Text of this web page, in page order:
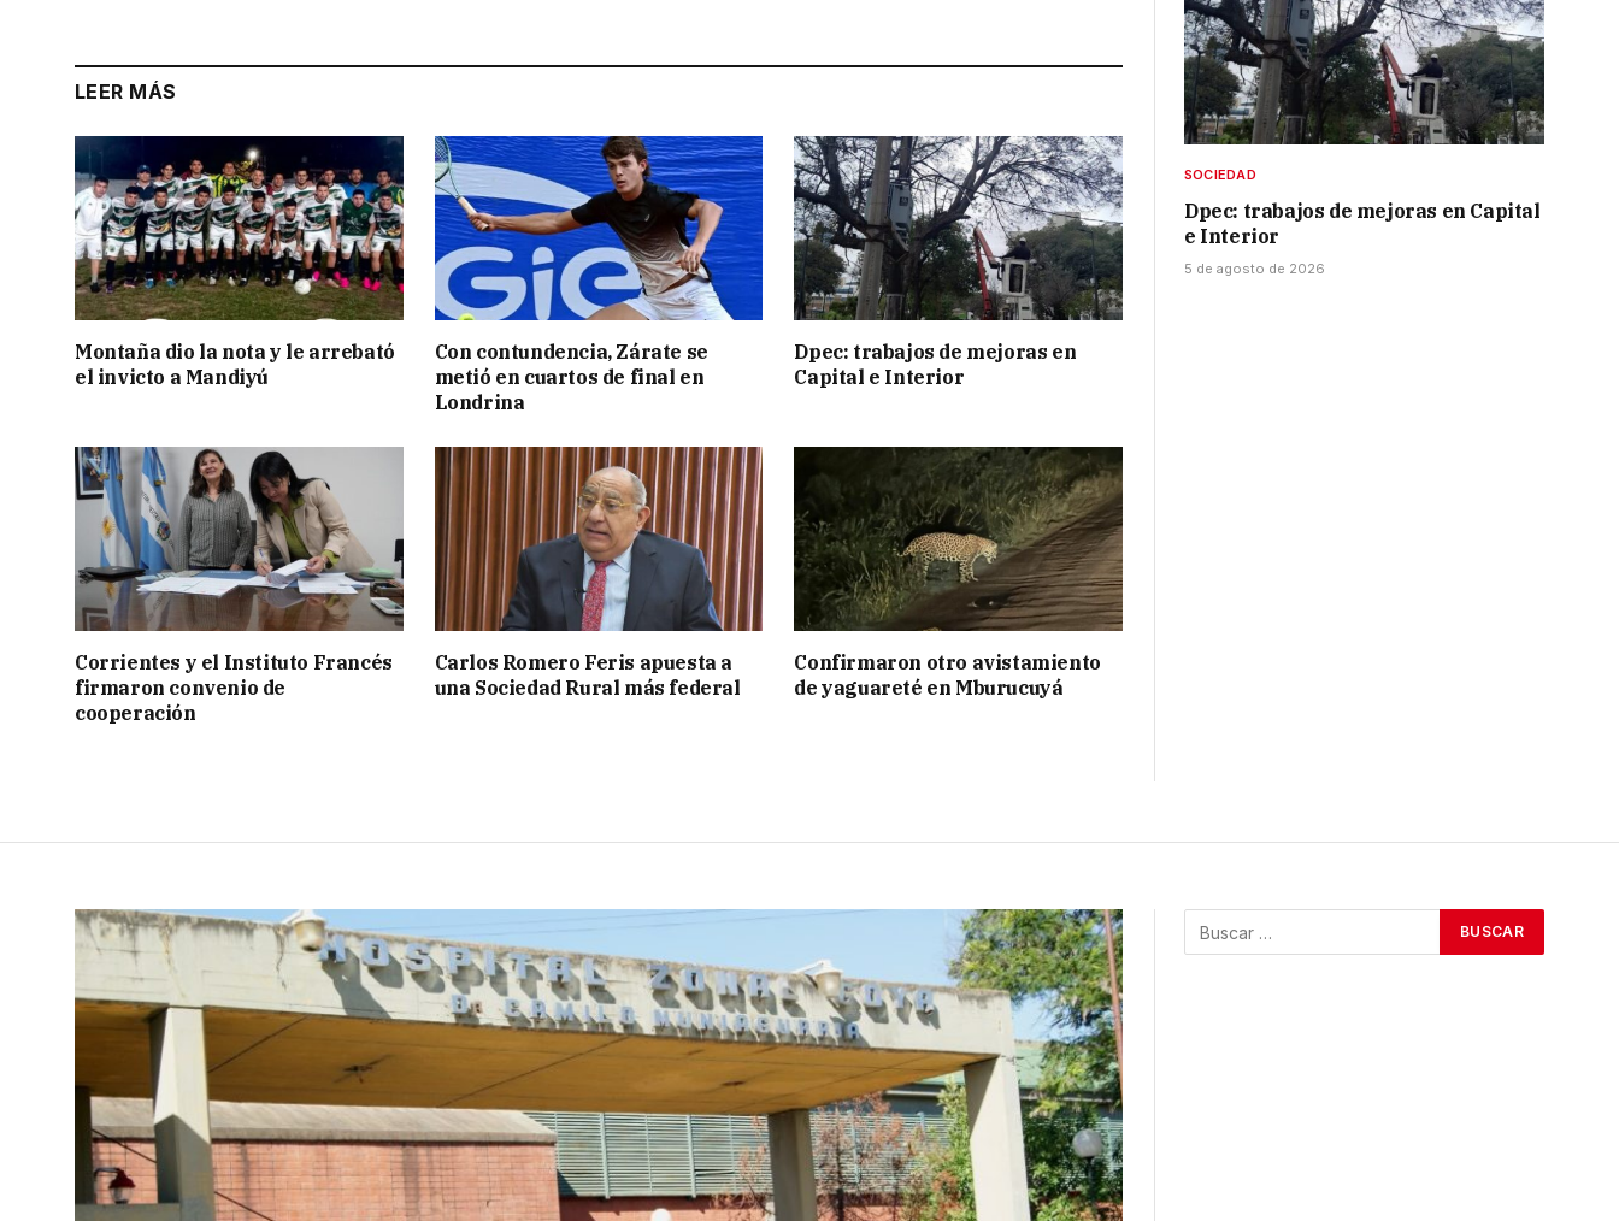
LEER MÁS
Montaña dio la nota y le arrebató
el invicto a Mandiyú
Con contundencia, Zárate se
metió en cuartos de final en
Londrina
Dpec: trabajos de mejoras en
Capital e Interior
Corrientes y el Instituto Francés
firmaron convenio de
cooperación
Carlos Romero Feris apuesta a
una Sociedad Rural más federal
Confirmaron otro avistamiento
de yaguareté en Mburucuyá
SOCIEDAD
Dpec: trabajos de mejoras en Capital
e Interior
5 de agosto de 2026